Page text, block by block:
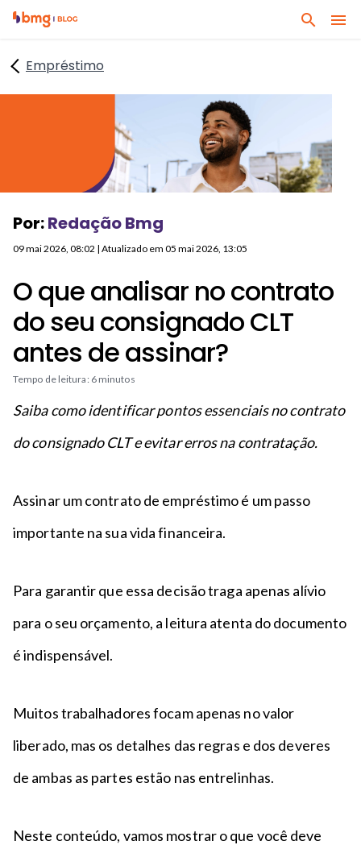
I
p
a
r
n
e
ú
o
r
i
n
c
a
I
p
a
r
n
e
ú
o
o
d
a
p
é
B
u
a
a
o
Empréstimo
Por:Redação Bmg
09 mai 2026, 08:02 | Atualizado em 05 mai 2026, 13:05
O que analisar no contrato
do seu consignado CLT
antes de assinar?
Tempo de leitura: 6 minutos
Saiba como identificar pontos essenciais no contrato
do consignado CLT e evitar erros na contratação.
Assinar um contrato de empréstimo é um passo
importante na sua vida financeira.
Para garantir que essa decisão traga apenas alívio
para o seu orçamento, a leitura atenta do documento
é indispensável.
Muitos trabalhadores focam apenas no valor
liberado, mas os detalhes das regras e dos deveres
de ambas as partes estão nas entrelinhas.
Neste conteúdo, vamos mostrar o que você deve